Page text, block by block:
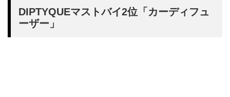
DIPTYQUEマストバイ2位「カーディフュ
ーザー」